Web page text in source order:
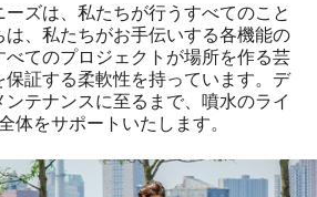
ズは、私たちが行うすべてのこと
、私たちがお手伝いする各機能の
べてのプロジェクトが場所を作る芸
証する柔軟性を持っています。デ
テナンスに至るまで、噴水のライ
体をサポートいたします。